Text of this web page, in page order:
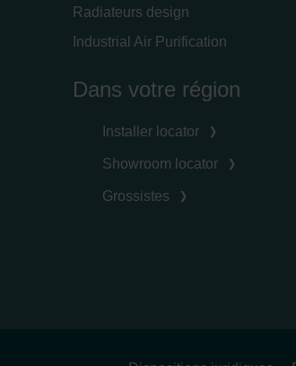
Radiateurs design
Industrial Air Purification
Dans votre région
Installer locator
Showroom locator
Grossistes